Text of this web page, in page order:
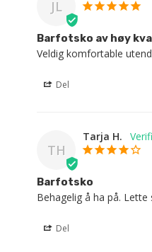
JL
Barfotsko av høy
Veldig komfortable
Del
TH
Tarja H.
Barfotsko
Behagelig å ha på. Lette
Del